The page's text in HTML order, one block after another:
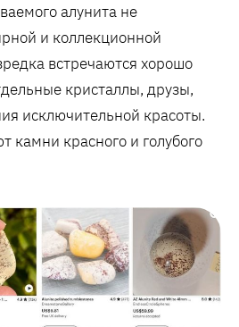
алунита не
и коллекционной
встречаются хорошо
кристаллы, друзы,
исключительной красоты.
камни красного и голубого